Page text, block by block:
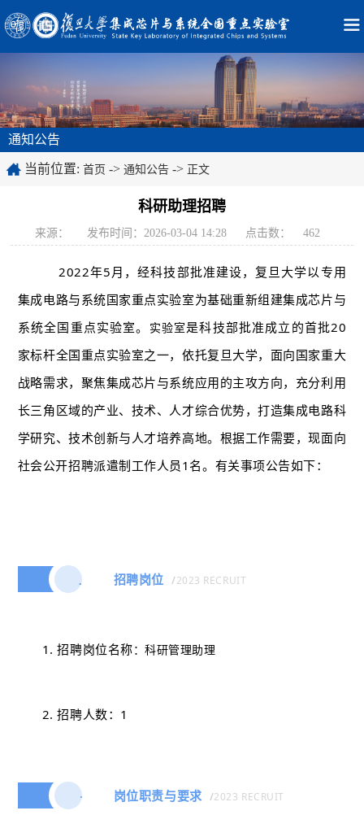
通知公告
当前位置: 首页 -> 通知公告 -> 正文
科研助理招聘
来源： 发布时间：2026-03-04 14:28 点击数： 462
2022年5月，经科技部批准建设，复旦大学以专用
集成电路与系统国家重点实验室为基础重新组建集成芯片与
系统全国重点实验室。
实验室是科技部批准成立的首批20
家标杆全国重点实验室之一，依托复旦大学，面向国家重大
战略需求，聚焦集成芯片与系统应用的主攻方向，充分利用
长三角区域的产业、技术、人才综合优势，打造集成电路科
学研究、技术创新与人才培养高地。根据工作需要，现面向
社会公开招聘派遣制工作人员1名。有关事项公告如下：
一 招聘岗位 /2023 RECRUIT
1. 招聘岗位名称：科研管理助理
2. 招聘人数：1
二 岗位职责与要求 /2023 RECRUIT